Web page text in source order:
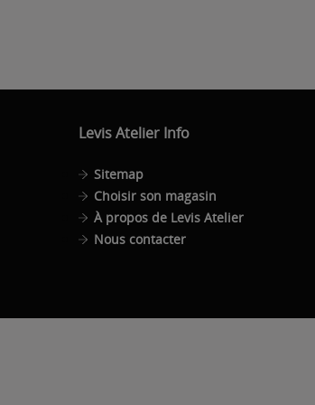
Levis Atelier Info
Sitemap
Choisir son magasin
À propos de Levis Atelier
Nous contacter